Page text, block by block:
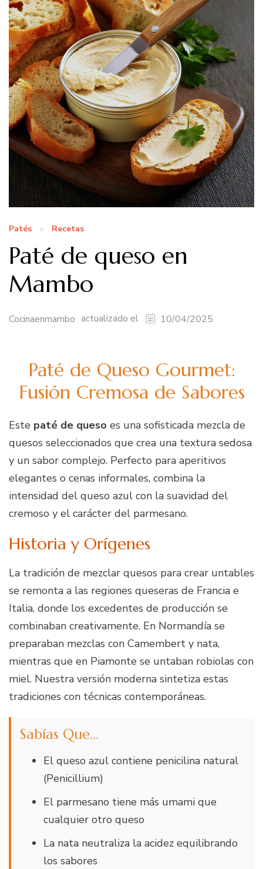
Patés Recetas
Paté de queso en
Mambo
Cocinaenmambo actualizado el 10/04/2025
Paté de Queso Gourmet:
Fusión Cremosa de Sabores
Este paté de queso es una sofisticada mezcla de
quesos seleccionados que crea una textura sedosa
y un sabor complejo. Perfecto para aperitivos
elegantes o cenas informales, combina la
intensidad del queso azul con la suavidad del
cremoso y el carácter del parmesano.
Historia y Orígenes
La tradición de mezclar quesos para crear untables
se remonta a las regiones queseras de Francia e
Italia, donde los excedentes de producción se
combinaban creativamente. En Normandía se
preparaban mezclas con Camembert y nata,
mientras que en Piamonte se untaban robiolas con
miel. Nuestra versión moderna sintetiza estas
tradiciones con técnicas contemporáneas.
Sabías Que…
El queso azul contiene penicilina natural
(Penicillium)
El parmesano tiene más umami que
cualquier otro queso
La nata neutraliza la acidez equilibrando
los sabores